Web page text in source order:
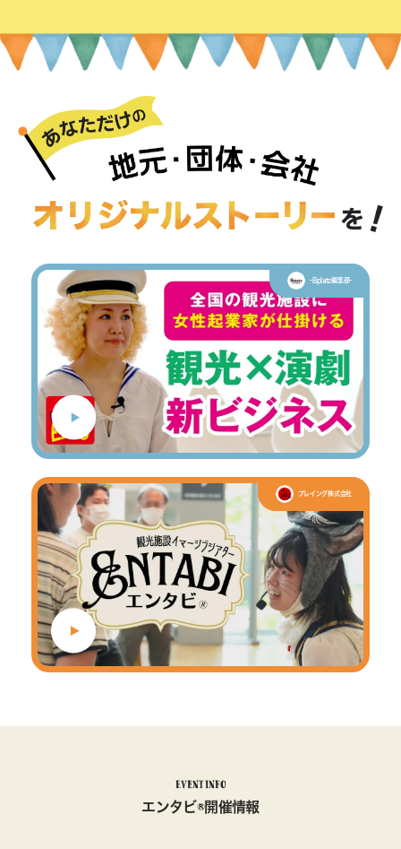
-Bplatz編集部-
プレイング株式会社
EVENT INFO
エンタビ®開催情報